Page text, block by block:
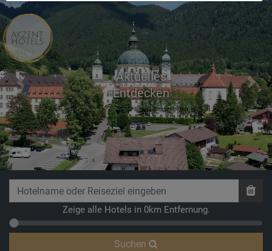
Aktuelles
Entdecken
Previous Next
Zeige alle Hotels in 0km Entfernung.
Suchen